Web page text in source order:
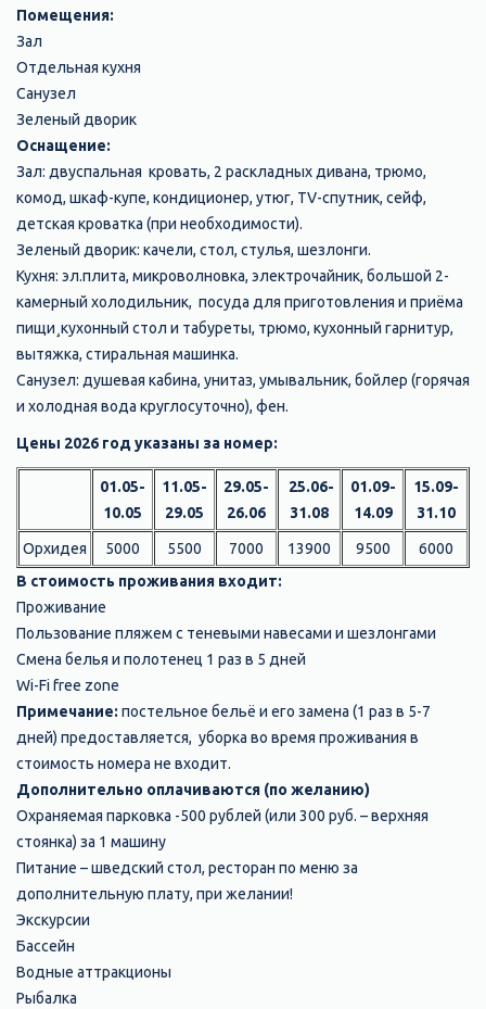
Помещения:
Зал
Отдельная кухня
Санузел
Зеленый дворик
Оснащение:
Зал: двуспальная кровать, 2 раскладных дивана, трюмо,
комод, шкаф-купе, кондиционер, утюг, TV-спутник, сейф,
детская кроватка (при необходимости).
Зеленый дворик: качели, стол, стулья, шезлонги.
Кухня: эл.плита, микроволновка, электрочайник, большой 2-
камерный холодильник, посуда для приготовления и приёма
пищи¸кухонный стол и табуреты, трюмо, кухонный гарнитур,
вытяжка, стиральная машинка.
Санузел: душевая кабина, унитаз, умывальник, бойлер (горячая
и холодная вода круглосуточно), фен.
Цены 2026 год указаны за номер:
01.05-
10.05
11.05-
29.05
29.05-
26.06
25.06-
31.08
01.09-
14.09
15.09-
31.10
Орхидея 5000 5500 7000 13900 9500
6000
В стоимость проживания входит:
Проживание
Пользование пляжем с теневыми навесами и шезлонгами
Смена белья и полотенец 1 раз в 5 дней
Wi-Fi free zone
Примечание: постельное бельё и его замена (1 раз в 5-7
дней) предоставляется, уборка во время проживания в
стоимость номера не входит.
Дополнительно оплачиваются (по желанию)
Охраняемая парковка -500 рублей (или 300 руб. – верхняя
стоянка) за 1 машину
Питание – шведский стол, ресторан по меню за
дополнительную плату, при желании!
Экскурсии
Бассейн
Водные аттракционы
Рыбалка